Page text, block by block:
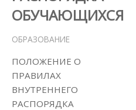
ОБУЧАЮЩИХСЯ
ОБРАЗОВАНИЕ
ПОЛОЖЕНИЕ О
ПРАВИЛАХ
ВНУТРЕННЕГО
РАСПОРЯДКА